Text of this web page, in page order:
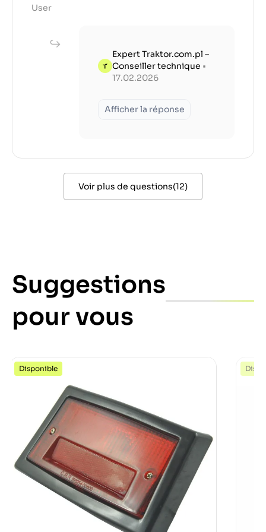
User
Expert Traktor.com.pl –
Conseiller technique •
17.02.2026
Afficher la réponse
Voir plus de questions(12)
Suggestions
pour vous
Disponible